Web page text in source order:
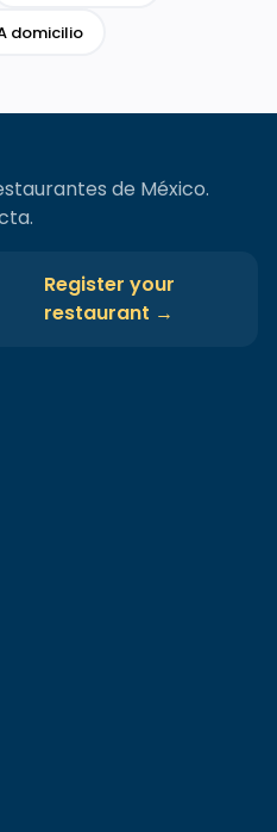
domicilio
de México.
Register your
restaurant →